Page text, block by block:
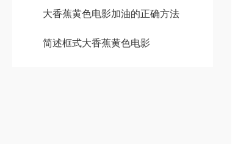
大香蕉黄色电影加油的正确方法
简述框式大香蕉黄色电影